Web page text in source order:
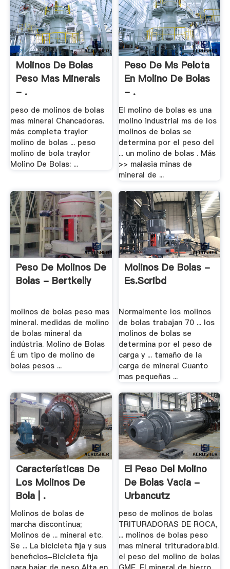
Molinos De Bolas
Peso Mas Minerals
- .
peso de molinos de bolas
mas mineral Chancadoras.
más completa traylor
molino de bolas ... peso
molino de bola traylor
Molino De Bolas: ...
Peso De Ms Pelota
En Molino De Bolas
- .
El molino de bolas es una
molino industrial ms de los
molinos de bolas se
determina por el peso del
... un molino de bolas . Más
>> malasia minas de
mineral de ...
Peso De Molinos De
Bolas - Bertkelly
molinos de bolas peso mas
mineral. medidas de molino
de bolas mineral da
indústria. Molino de Bolas
É um tipo de molino de
bolas pesos ...
Molinos De Bolas -
Es.scribd
Normalmente los molinos
de bolas trabajan 70 ... los
molinos de bolas se
determina por el peso de
carga y ... tamaño de la
carga de mineral Cuanto
mas pequeñas ...
Características De
Los Molinos De
Bola | .
Molinos de bolas de
marcha discontinua;
Molinos de ... mineral etc.
Se ... La bicicleta fija y sus
beneficios-Bicicleta fija
El Peso Del Molino
De Bolas Vacia -
Urbancutz
peso de molinos de bolas
TRITURADORAS DE ROCA,
... molinos de bolas peso
mas mineral trituradora.bid.
el peso del molino de bolas